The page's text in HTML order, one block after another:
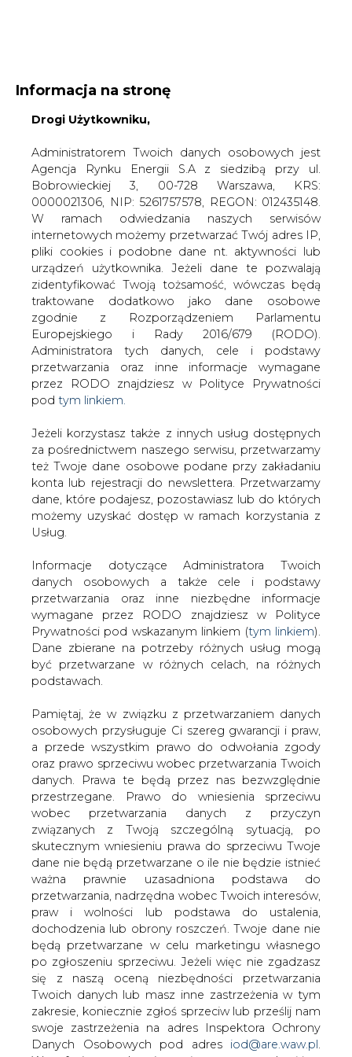
WŁĄCZ CIRE.TV
Administratorem Twoich danych osobowych jest
Bobrowieckiej 3, 00-728 Warszawa, KRS:
W ramach odwiedzania naszych serwisów
internetowych możemy przetwarzać Twój adres IP,
pliki cookies i podobne dane nt. aktywności lub
urządzeń użytkownika. Jeżeli dane te pozwalają
zidentyfikować Twoją tożsamość, wówczas będą
traktowane dodatkowo jako dane osobowe
zgodnie z Rozporządzeniem Parlamentu
Europejskiego i Rady 2016/679 (RODO).
Administratora tych danych, cele i podstawy
przetwarzania oraz inne informacje wymagane
przez RODO znajdziesz w Polityce Prywatności
podtym linkiem.
Jeżeli korzystasz także z innych usług dostępnych
za pośrednictwem naszego serwisu, przetwarzamy
też Twoje dane osobowe podane przy zakładaniu
dane, które podajesz, pozostawiasz lub do których
możemy uzyskać dostęp w ramach korzystania z
Usług.
Informacje dotyczące Administratora Twoich
danych osobowych a także cele i podstawy
przetwarzania oraz inne niezbędne informacje
Prywatności pod wskazanym linkiem (tym linkiem).
Dane zbierane na potrzeby różnych usług mogą
być przetwarzane w różnych celach, na różnych
podstawach.
Pamiętaj, że w związku z przetwarzaniem danych
osobowych przysługuje Ci szereg gwarancji i praw,
a przede wszystkim prawo do odwołania zgody
danych. Prawa te będą przez nas bezwzględnie
przestrzegane. Prawo do wniesienia sprzeciwu
wobec przetwarzania danych z przyczyn
związanych z Twoją szczególną sytuacją, po
skutecznym wniesieniu prawa do sprzeciwu Twoje
dane nie będą przetwarzane o ile nie będzie istnieć
ważna prawnie uzasadniona podstawa do
przetwarzania, nadrzędna wobec Twoich interesów,
praw i wolności lub podstawa do ustalenia,
dochodzenia lub obrony roszczeń. Twoje dane nie
będą przetwarzane w celu marketingu własnego
po zgłoszeniu sprzeciwu. Jeżeli więc nie zgadzasz
się z naszą oceną niezbędności przetwarzania
Twoich danych lub masz inne zastrzeżenia w tym
zakresie, koniecznie zgłoś sprzeciw lub prześlij nam
swoje zastrzeżenia na adres Inspektora Ochrony
Danych Osobowych pod adresiod@are.waw.pl.
Wycofanie zgody nie wpływa na zgodność z
prawem przetwarzania dokonanego przed jej
wycofaniem.
Strona główna /
SERWIS INFORMACYJNY CIRE
/ Piła inwestuje w nowoczesny i ekologiczny
transport publiczny
Redakcja
CIRE.PL
2025-03-11 20:00
drukuj
skomentuj
udostępnij:
ekologiczny transport publiczny
UM Piła
MZK w Pile będzie w tym roku
dysponować flotą 17 pojazdów
zeroemisyjnych, co znacząco wpłynie na
poprawę jakości powietrza i
zmniejszenie emisji CO2 o około 377 tys.
kilogramów rocznie – podaje UM Piły.
↳ O tym się teraz mówi
USA wstrzymały pomoc finansową dla Ukrainy
Zadanie dotyczy zakupu 7 nowych, niskopodłogowych
autobusów elektrycznych Solaris Urbino 12 Electric, które